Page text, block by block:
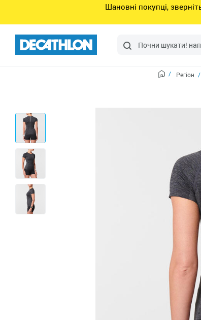
Шановні покупці,
Регіон